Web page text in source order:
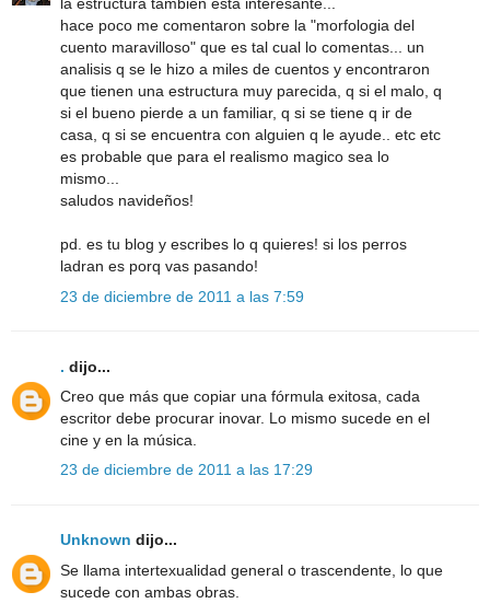
la estructura tambien esta interesante...
hace poco me comentaron sobre la "morfologia del
cuento maravilloso" que es tal cual lo comentas... un
analisis q se le hizo a miles de cuentos y encontraron
que tienen una estructura muy parecida, q si el malo, q
si el bueno pierde a un familiar, q si se tiene q ir de
casa, q si se encuentra con alguien q le ayude.. etc etc
es probable que para el realismo magico sea lo
mismo...
saludos navideños!
pd. es tu blog y escribes lo q quieres! si los perros
ladran es porq vas pasando!
23 de diciembre de 2011 a las 7:59
. dijo...
Creo que más que copiar una fórmula exitosa, cada
escritor debe procurar inovar. Lo mismo sucede en el
cine y en la música.
23 de diciembre de 2011 a las 17:29
Unknown dijo...
Se llama intertexualidad general o trascendente, lo que
sucede con ambas obras.